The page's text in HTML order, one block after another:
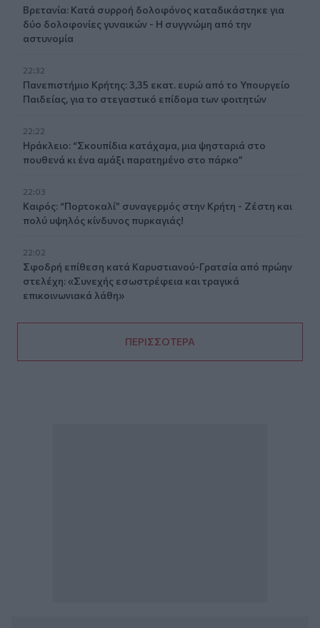
Βρετανία: Κατά συρροή δολοφόνος καταδικάστηκε για
δύο δολοφονίες γυναικών - Η συγγνώμη από την
αστυνομία
22:32
Πανεπιστήμιο Κρήτης: 3,35 εκατ. ευρώ από το Υπουργείο
Παιδείας, για το στεγαστικό επίδομα των φοιτητών
22:22
Ηράκλειο: “Σκουπίδια κατάχαμα, μια ψησταριά στο
πουθενά κι ένα αμάξι παρατημένο στο πάρκο”
22:03
Καιρός: “Πορτοκαλί” συναγερμός στην Κρήτη - Ζέστη και
πολύ υψηλός κίνδυνος πυρκαγιάς!
22:02
Σφοδρή επίθεση κατά Καρυστιανού-Γρατσία από πρώην
στελέχη: «Συνεχής εσωστρέφεια και τραγικά
επικοινωνιακά λάθη»
ΠΕΡΙΣΣΟΤΕΡΑ